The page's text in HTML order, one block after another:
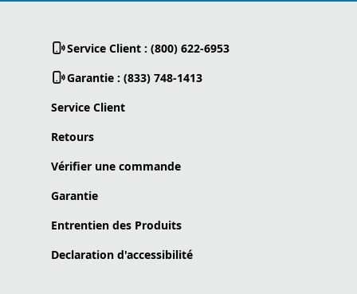
Service Client : (800) 622-6953
Garantie : (833) 748-1413
Service Client
Retours
Vérifier une commande
Garantie
Entrentien des Produits
Declaration d'accessibilité